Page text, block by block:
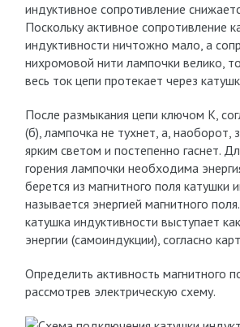
индуктивное сопротивление
Поскольку активное сопротивление
индуктивности ничтожно мало, а
нихромовой нити лампочки велико,
весь ток цепи протекает через
После размыкания цепи ключом К,
(б), лампочка не тухнет, а, наоборот,
ярким светом и постепенно гаснет.
горения лампочки необходима
берется из магнитного поля катушки
называется энергией магнитного
катушка индуктивности выступает
энергии (самоиндукции), согласно
Определить активность магнитного
рассмотрев электрическую схему.